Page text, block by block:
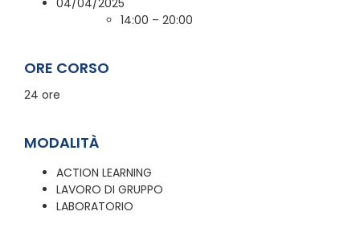
04/04/2025
14:00 – 20:00
ORE CORSO
24 ore
MODALITÀ
ACTION LEARNING
LAVORO DI GRUPPO
LABORATORIO